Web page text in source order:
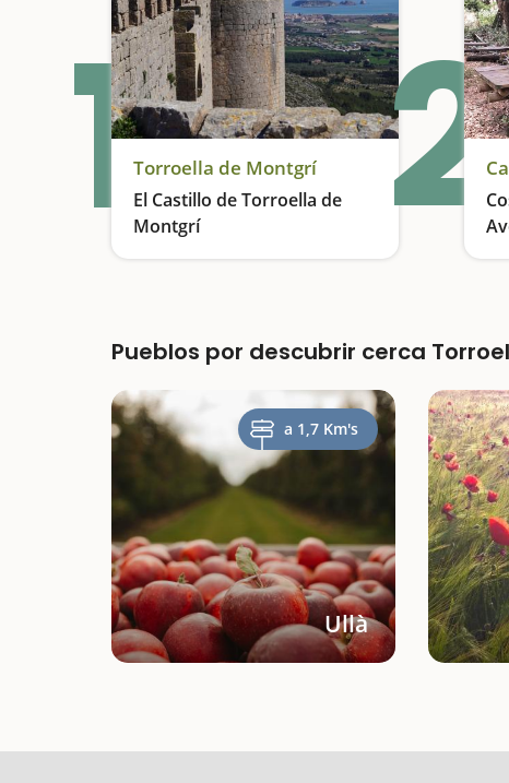
1Torroella de Montgrí
El Castillo de Torroella de
Montgrí
Un castillo con más de 700 años de historia 2
Pueblos por descubrir cerca
a 1,7 Km's
Ullà